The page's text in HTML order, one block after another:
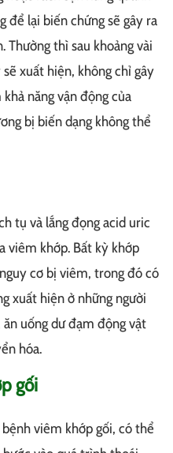
để lại biến chứng sẽ gây ra
thì sau khoảng vài
xuất hiện, không chỉ gây
năng vận động của
bị biến dạng không thể
tụ và lắng đọng acid uric
viêm khớp. Bất kỳ khớp
cơ bị viêm, trong đó có
xuất hiện ở những người
uống dư đạm động vật
hóa.
gối
viêm khớp gối, có thể